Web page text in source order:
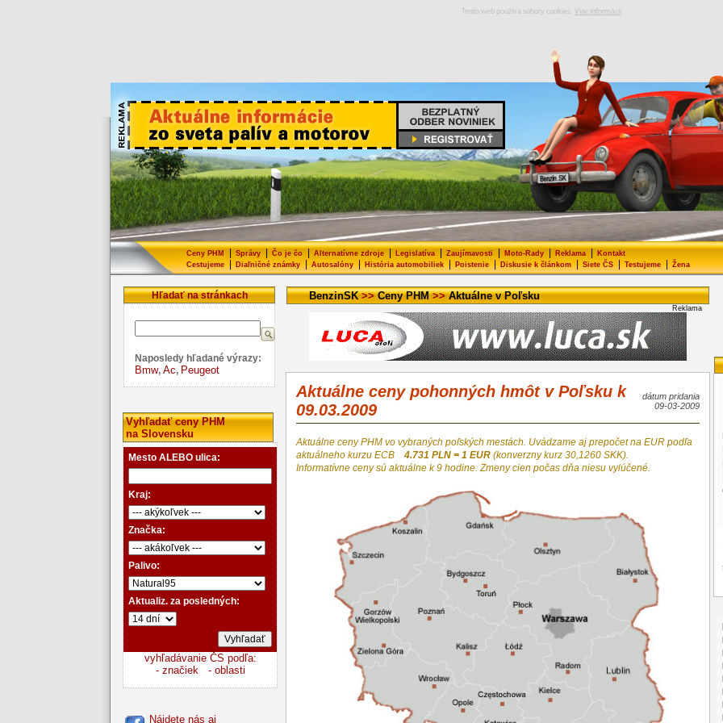
Tento web používa súbory cookies. Viac informácií
Ceny PHM Správy Čo je čo Alternatívne zdroje Legislatíva Zaujímavosti Moto-Rady Reklama
Kontakt
Cestujeme| Diaľničné známky| Autosalóny| História automobiliek| Poistenie| Diskusie k článkom| Siete ČS| Testujeme| Žena
Hľadať na stránkach
Naposledy hľadané výrazy:
Bmw, Ac, Peugeot
Vyhľadať ceny PHM
na Slovensku
Mesto ALEBO ulica:
Kraj:
Značka:
Palivo:
Aktualiz. za posledných:
vyhľadávanie ČS podľa:
- značiek
- oblasti
Nájdete nás aj
BenzinSK>>Ceny PHM>>Aktuálne v Poľsku
Reklama
Aktuálne ceny pohonných hmôt v Poľsku k
09.03.2009
dátum pridania
09-03-2009
Aktuálne ceny PHM vo vybraných poľských mestách. Uvádzame aj prepočet na EUR podľa
aktuálneho kurzu ECB 4.731 PLN = 1 EUR (konverzny kurz 30,1260 SKK).
Informatívne ceny sú aktuálne k 9 hodine. Zmeny cien počas dňa niesu vylúčené.